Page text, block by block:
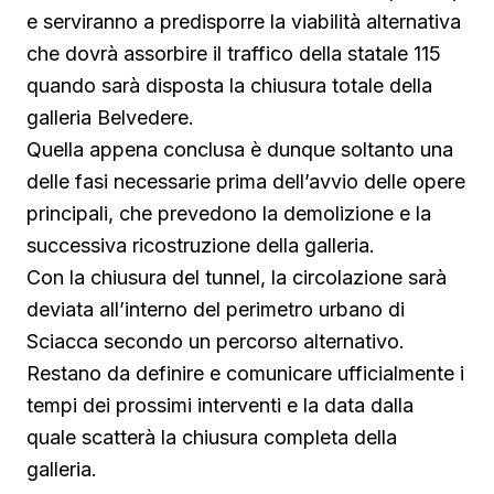
e serviranno a predisporre la viabilità alternativa
che dovrà assorbire il traffico della statale 115
quando sarà disposta la chiusura totale della
galleria Belvedere.
Quella appena conclusa è dunque soltanto una
delle fasi necessarie prima dell’avvio delle opere
principali, che prevedono la demolizione e la
successiva ricostruzione della galleria.
Con la chiusura del tunnel, la circolazione sarà
deviata all’interno del perimetro urbano di
Sciacca secondo un percorso alternativo.
Restano da definire e comunicare ufficialmente i
tempi dei prossimi interventi e la data dalla
quale scatterà la chiusura completa della
galleria.